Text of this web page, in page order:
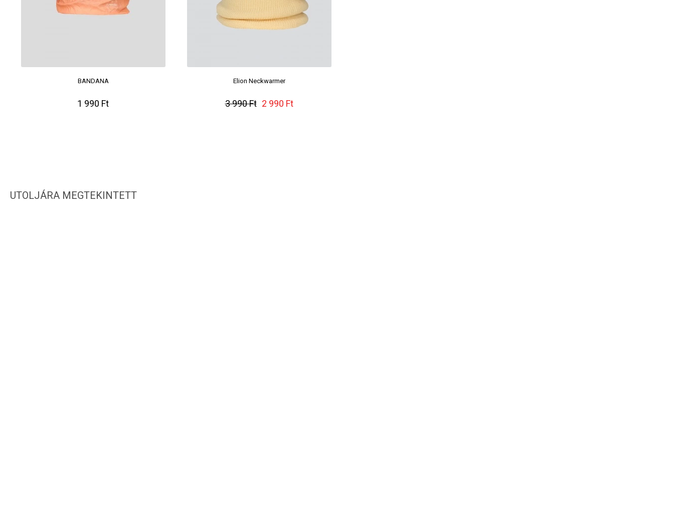
BANDANA
1 990 Ft
Elion Neckwarmer
3 990 Ft 2 990 Ft
UTOLJÁRA MEGTEKINTETT